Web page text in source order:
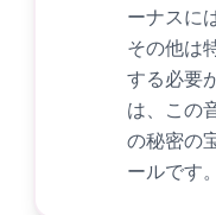
ーナスに
その他は
する必要
は、この
の秘密の
ールです。